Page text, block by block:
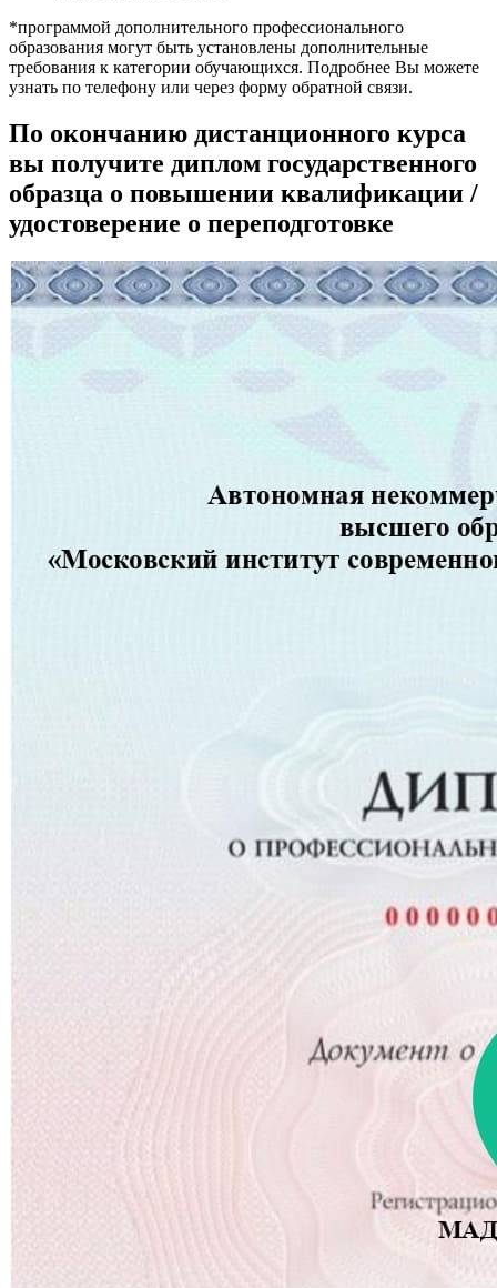
*программой дополнительного профессионального
образования могут быть установлены дополнительные
требования к категории обучающихся. Подробнее Вы можете
узнать по телефону или через форму обратной связи.
По окончанию дистанционного курса
вы получите диплом государственного
образца о повышении квалификации /
удостоверение о переподготовке